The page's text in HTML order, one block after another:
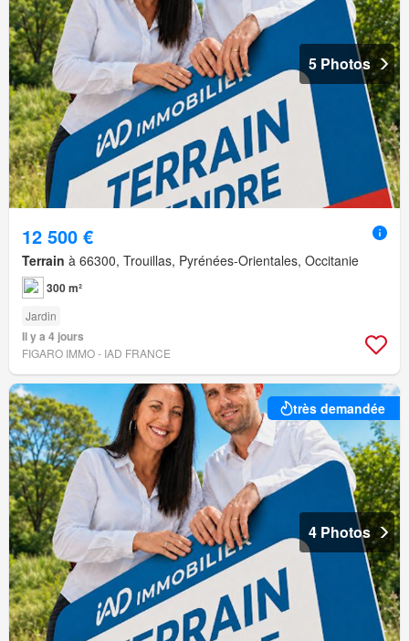
5 Photos
12 500 €
Terrain à 66300, Trouillas, Pyrénées-Orientales, Occitanie
300 m²
Jardin
Il y a 4 jours
FIGARO IMMO - IAD FRANCE
très demandée
4 Photos